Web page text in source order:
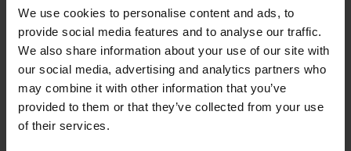
We use cookies to personalise content and ads, to
provide social media features and to analyse our traffic.
We also share information about your use of our site with
our social media, advertising and analytics partners who
may combine it with other information that you’ve
provided to them or that they’ve collected from your use
of their services.
Valheim
hosting serveru
All Games